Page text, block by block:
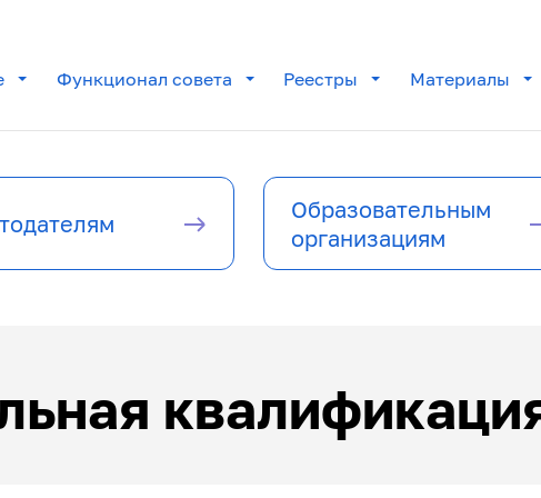
Функционал совета Реестры Материалы
Образовательным
организациям